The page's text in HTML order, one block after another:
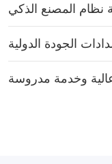
نظام المصنع الذكي
الجودة الدولية
وخدمة مدروسة